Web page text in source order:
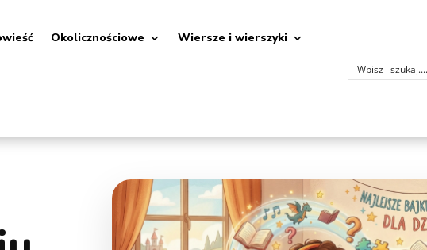
Okolicznościowe Wiersze i wierszyki